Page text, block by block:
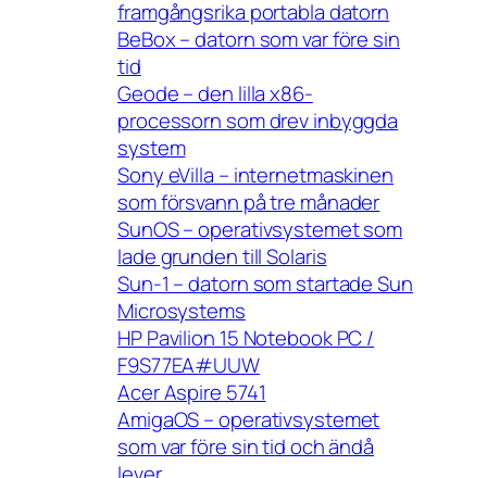
framgångsrika portabla datorn
BeBox – datorn som var före sin
tid
Geode – den lilla x86-
processorn som drev inbyggda
system
Sony eVilla – internetmaskinen
som försvann på tre månader
SunOS – operativsystemet som
lade grunden till Solaris
Sun-1 – datorn som startade Sun
Microsystems
HP Pavilion 15 Notebook PC /
F9S77EA#UUW
Acer Aspire 5741
AmigaOS – operativsystemet
som var före sin tid och ändå